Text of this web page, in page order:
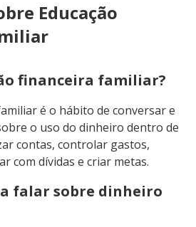
Educação
financeira familiar?
é o hábito de conversar e
o uso do dinheiro dentro de
contas, controlar gastos,
com dívidas e criar metas.
falar sobre dinheiro